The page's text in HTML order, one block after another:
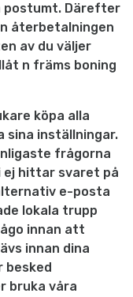
postumt. Därefter
återbetalningen
av du väljer
n främs boning
köpa alla
sina inställningar.
frågorna
ej hittar svaret på
e-posta
lokala trupp
innan att
innan dina
besked
bruka våra